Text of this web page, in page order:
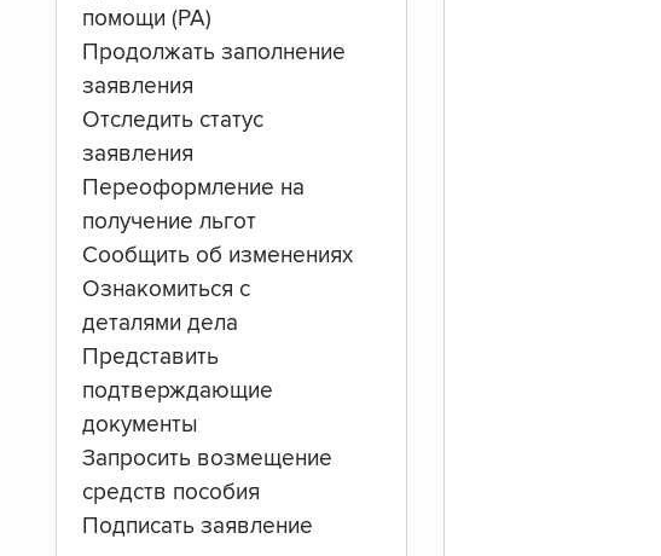
помощи (PA)
Продолжать заполнение
заявления
Отследить статус
заявления
Переоформление на
получение льгот
Сообщить об изменениях
Ознакомиться с
деталями дела
Представить
подтверждающие
документы
Запросить возмещение
средств пособия
Подписать заявление